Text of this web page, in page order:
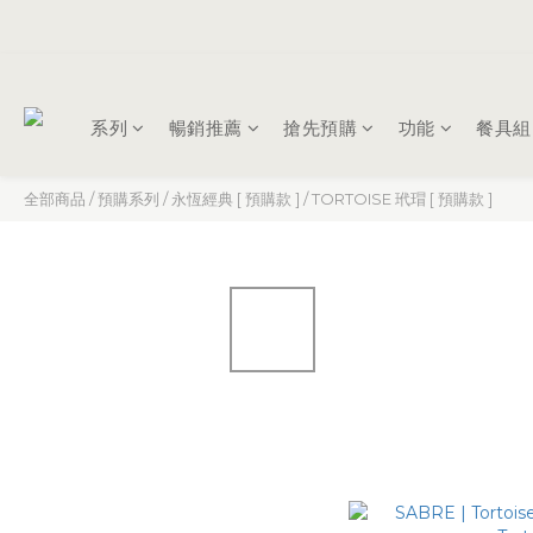
系列 暢銷推薦 搶先預購 功能 餐具組
全部商品 /預購系列 /永恆經典 [ 預購款 ] /TORTOISE 玳瑁 [ 預購款 ]